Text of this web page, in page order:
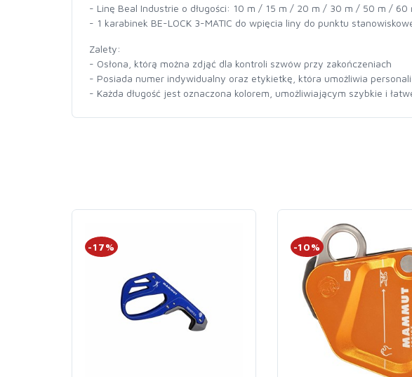
- Linę Beal Industrie o długości: 10 m / 15 m / 20 m / 30 m / 50 m / 60
- 1 karabinek BE-LOCK 3-MATIC do wpięcia liny do punktu
Zalety:
- Osłona, którą można zdjąć dla kontroli szwów przy zakończeniach
- Posiada numer indywidualny oraz etykietkę, która umożliwia
- Każda długość jest oznaczona kolorem, umożliwiającym szybkie i
-17% -10%